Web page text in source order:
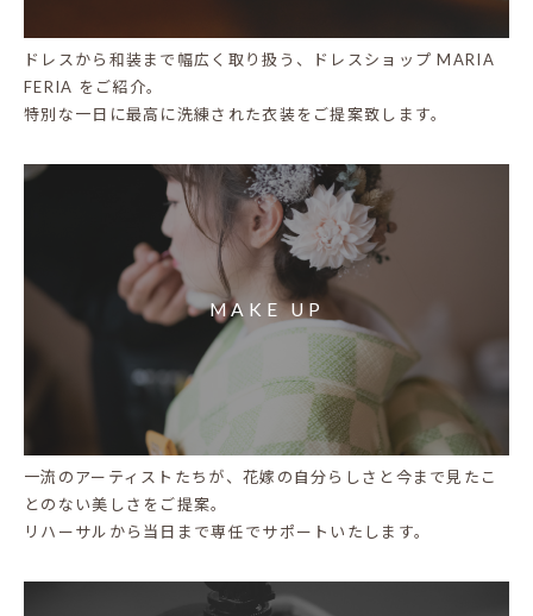
ドレスから和装まで幅広く取り扱う、ドレスショップ MARIA
FERIA をご紹介。
特別な一日に最高に洗練された衣装をご提案致します。
MAKE UP
一流のアーティストたちが、花嫁の自分らしさと今まで見たこ
とのない美しさをご提案。
リハーサルから当日まで専任でサポートいたします。